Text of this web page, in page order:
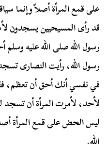
على قمع المرأة أصلاً وإنما
قد رأى المسيحيين يسجدون
رسول الله صلى الله عليه
رسول الله، رأيت النصارى
في نفسي أنك أحق أن تعظم،
لأحد، لأمرت المرأة أن تسجد
ليس الحض على قمع المرأة
الله.